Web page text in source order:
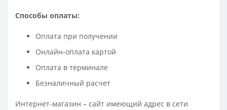
Способы оплаты:
Оплата при получении
Онлайн-оплата картой
Оплата в терминале
Безналичный расчет
Интернет-магазин – сайт имеющий адрес в сети